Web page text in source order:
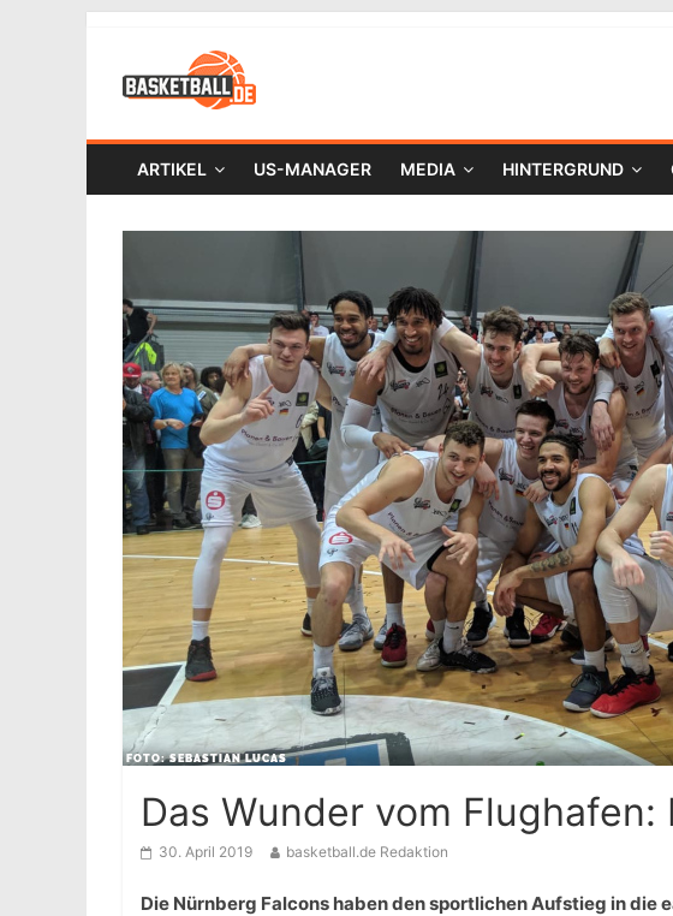
ARTIKEL US-MANAGER MEDIA HINTERGRUND
Das Wunder vom
30. April 2019 basketball.de Redaktion
Die Nürnberg Falcons haben den sportlichen Aufstieg in die